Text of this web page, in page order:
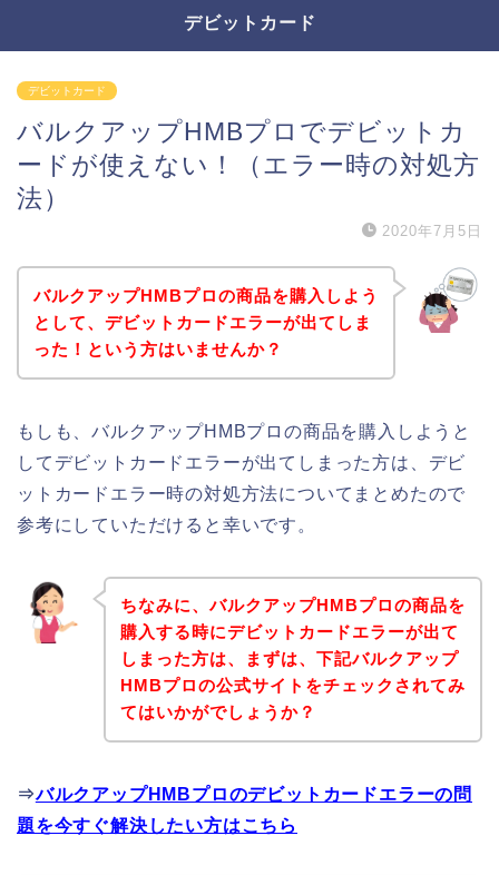
デビットカード
デビットカード
バルクアップHMBプロでデビットカ
ードが使えない！（エラー時の対処方
法）
2020年7月5日
バルクアップHMBプロの商品を購入しよう
として、デビットカードエラーが出てしま
った！という方はいませんか？
もしも、バルクアップHMBプロの商品を購入しようと
してデビットカードエラーが出てしまった方は、デビ
ットカードエラー時の対処方法についてまとめたので
参考にしていただけると幸いです。
ちなみに、バルクアップHMBプロの商品を
購入する時にデビットカードエラーが出て
しまった方は、まずは、下記バルクアップ
HMBプロの公式サイトをチェックされてみ
てはいかがでしょうか？
⇒バルクアップHMBプロのデビットカードエラーの問
題を今すぐ解決したい方はこちら